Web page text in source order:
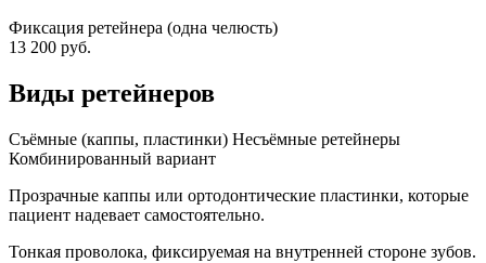
Фиксация ретейнера (одна челюсть)
13 200 руб.
Виды ретейнеров
Съёмные (каппы, пластинки) Несъёмные ретейнеры
Комбинированный вариант
Прозрачные каппы или ортодонтические пластинки, которые
пациент надевает самостоятельно.
Тонкая проволока, фиксируемая на внутренней стороне зубов.